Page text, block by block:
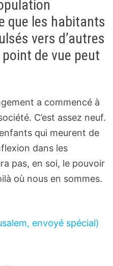
que les habitants
vers d’autres
de vue peut
a commencé à
C’est assez neuf.
qui meurent de
dans les
pas, en soi, le pouvoir
où nous en sommes.
envoyé spécial)